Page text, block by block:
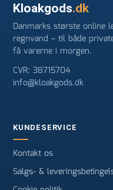
Kloakgods.dk
Danmarks største online
regnvand – til både
få varerne i morgen.
CVR: 38715704
info@kloakgods.dk
KUNDESERVICE
Kontakt os
Salgs- &